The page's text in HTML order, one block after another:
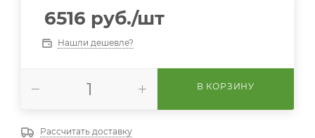
6516 руб./шт
Нашли дешевле?
В КОРЗИНУ
Рассчитать доставку